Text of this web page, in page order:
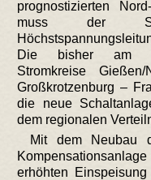
prognostizierten
muss der
Die bisher am
Stromkreise
Großkrotzenburg –
die neue
dem regionalen
Mit dem Neubau
erhöhten